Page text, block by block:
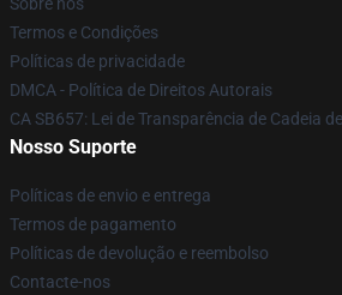
Termos e Condições
Políticas de privacidade
DMCA - Política de Direitos Autorais
CA SB657: Lei de Transparência de Cadeia
Nosso Suporte
Políticas de envio e entrega
Termos de pagamento
Políticas de devolução e reembolso
Contacte-nos